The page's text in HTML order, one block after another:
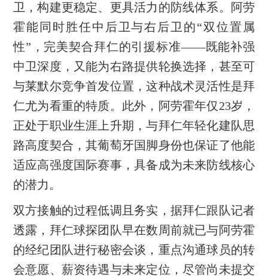
卫，构建更稳定、更具活力的防线体系。阿劳
霍能同时胜任中后卫与右后卫的“双位置属
性”，完美契合拜仁的引援标准——既能补强
中卫深度，又能为右路提供轮换选择，甚至可
与莱默尔竞争首发位置，这种战术灵活性是拜
仁尤为看重的特质。此外，阿劳霍年仅23岁，
正处于职业生涯上升期，与拜仁年轻化建队思
路高度契合，其葡萄牙国脚身份也保证了他能
适应高强度国际赛事，具备成为未来防线核心
的潜力。
双方接触的过程低调且务实，据拜仁跟队记者
透露，拜仁球探团队早在数周前就已与阿劳霍
的经纪团队进行秘密会谈，重点沟通球员的转
会意愿、薪资待遇与未来定位，尽管尚未提交